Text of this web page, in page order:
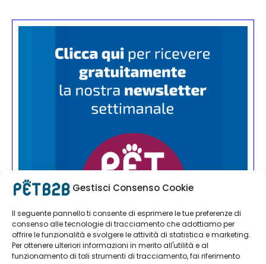
Gestisci Consenso Cookie
Il seguente pannello ti consente di esprimere le tue preferenze di
consenso alle tecnologie di tracciamento che adottiamo per
offrire le funzionalità e svolgere le attività di statistica e marketing.
Per ottenere ulteriori informazioni in merito all'utilità e al
funzionamento di tali strumenti di tracciamento, fai riferimento